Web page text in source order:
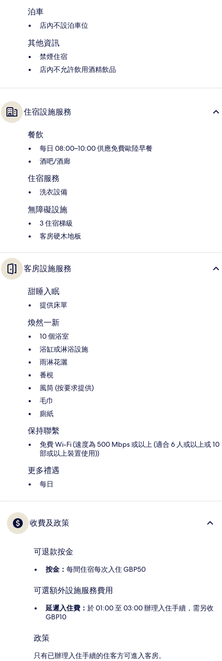
泊車
店內不設泊車位
其他資訊
禁煙住宿
店內不允許飲用酒精飲品
住宿設施服務
餐飲
每日 08:00–10:00 供應免費歐陸早餐
酒吧/酒廊
住宿服務
洗衣設備
無障礙設施
3 住宿梯級
客房硬木地板
客房設施服務
甜睡入眠
提供床單
煥然一新
10 個浴室
浴缸或淋浴設施
雨淋花灑
番梘
風筒 (按要求提供)
毛巾
廁紙
保持聯繫
免費 Wi-Fi (速度為 500 Mbps 或以上 (適合 6 人或以上或 10
部或以上裝置使用))
更多禮遇
每日
收費及政策
可退款按金
按金： 每間住宿每次入住 GBP50
可選額外設施服務費用
延遲入住費： 於 01:00 至 03:00 辦理入住手續，需另收
GBP10
政策
只有已辦理入住手續的住客方可進入客房。